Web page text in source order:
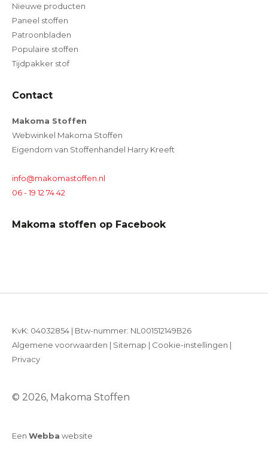
Nieuwe producten
Paneel stoffen
Patroonbladen
Populaire stoffen
Tijdpakker stof
Contact
Makoma Stoffen
Webwinkel Makoma Stoffen
Eigendom van Stoffenhandel Harry Kreeft
info@makomastoffen.nl
06 - 19 12 74 42
Makoma stoffen op Facebook
© 2026, Makoma Stoffen
KvK: 04032854 | Btw-nummer: NL001512149B26
Algemene voorwaarden | Sitemap | Cookie-instellingen |
Privacy
Een Webba website